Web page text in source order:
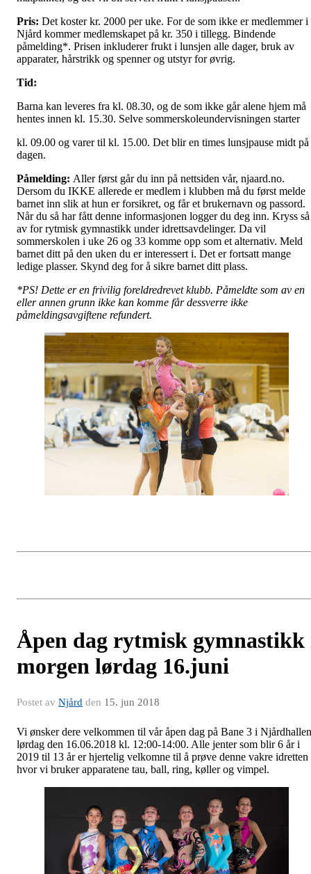
Pris: Det koster kr. 2000 per uke. For de som ikke er medlemmer i
Njård kommer medlemskapet på kr. 350 i tillegg. Bindende
påmelding*. Prisen inkluderer frukt i lunsjen alle dager, bruk av
apparater, hårstrikk og spenner og utstyr for øvrig.
Tid:
Barna kan leveres fra kl. 08.30, og de som ikke går alene hjem må
hentes innen kl. 15.30. Selve sommerskoleundervisningen starter
kl. 09.00 og varer til kl. 15.00. Det blir en times lunsjpause midt på
dagen.
Påmelding: Aller først går du inn på nettsiden vår, njaard.no.
Dersom du IKKE allerede er medlem i klubben må du først melde
barnet inn slik at hun er forsikret, og får et brukernavn og passord.
Når du så har fått denne informasjonen logger du deg inn. Kryss så
av for rytmisk gymnastikk under idrettsavdelinger. Da vil
sommerskolen i uke 26 og 33 komme opp som et alternativ. Meld
barnet ditt på den uken du er interessert i. Det er fortsatt mange
ledige plasser. Skynd deg for å sikre barnet ditt plass.
*PS! Dette er en frivilig foreldredrevet klubb. Påmeldte som av en
eller annen grunn ikke kan komme får dessverre ikke
påmeldingsavgiftene refundert.
Åpen dag rytmisk gymnastikk
morgen lørdag 16.juni
Postet av Njård den 15. jun 2018
Vi ønsker dere velkommen til vår åpen dag på Bane 3 i Njårdhallen
lørdag den 16.06.2018 kl. 12:00-14:00. Alle jenter som blir 6 år i
2019 til 13 år er hjertelig velkomne til å prøve denne vakre idretten
hvor vi bruker apparatene tau, ball, ring, køller og vimpel.